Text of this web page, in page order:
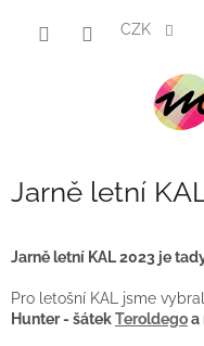
CZK
Jarně letní
Jarně letní KAL 2023 je
Pro letošní KAL jsme
Hunter - šátekTeroldegoa